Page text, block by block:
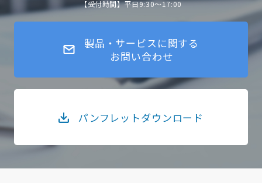
【受付時間】平日9:30～17:00
製品・サービスに関する
お問い合わせ
パンフレットダウンロード